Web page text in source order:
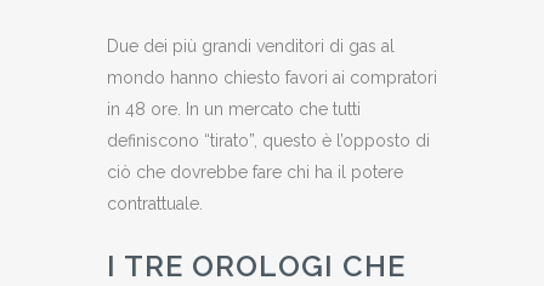
Due dei più grandi venditori di gas al
mondo hanno chiesto favori ai compratori
in 48 ore. In un mercato che tutti
definiscono “tirato”, questo è l’opposto di
ciò che dovrebbe fare chi ha il potere
contrattuale.
I TRE OROLOGI CHE